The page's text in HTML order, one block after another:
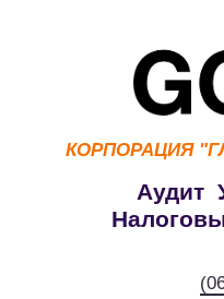
КОРПОРАЦИЯ
Аудит